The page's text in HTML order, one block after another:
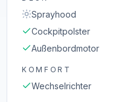
Sprayhood
Cockpitpolster
Außenbordmotor
KOMFORT
Wechselrichter